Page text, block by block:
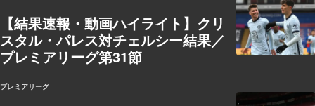
【結果速報・動画ハイライト】クリ
スタル・パレス対チェルシー結果／
プレミアリーグ第31節
プレミアリーグ